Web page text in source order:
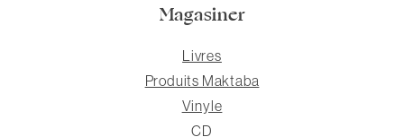
Magasiner
Livres
Produits Maktaba
Vinyle
CD